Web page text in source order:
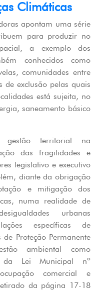
Climáticas
apontam uma série
para produzir no
a exemplo dos
conhecidos como
comunidades entre
de exclusão pelas quais
está sujeita, no
saneamento básico
territorial na
das fragilidades e
legislativo e executivo
diante da obrigação
e mitigação dos
numa realidade de
urbanas
específicas de
Proteção Permanente
ambiental como
da Lei Municipal nº
comercial e
da página 17-18